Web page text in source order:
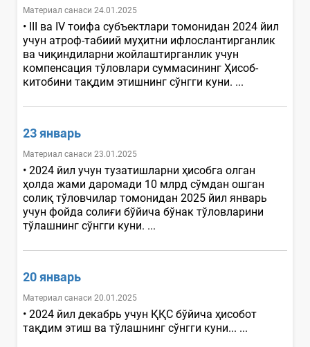
Материал санаси 24.01.2025
• III ва IV тоифа субъектлари томонидан 2024 йил
учун атроф-табиий муҳитни ифлослантирганлик
ва чиқиндиларни жойлаштирганлик учун
компенсация тўловлари суммасининг Ҳисоб-
китобини тақдим этишнинг сўнгги куни. ...
23 январь
Материал санаси 23.01.2025
• 2024 йил учун тузатишларни ҳисобга олган
ҳолда жами даромади 10 млрд сўмдан ошган
солиқ тўловчилар томонидан 2025 йил январь
учун фойда солиғи бўйича бўнак тўловларини
тўлашнинг сўнгги куни. ...
20 январь
Материал санаси 20.01.2025
• 2024 йил декабрь учун ҚҚС бўйича ҳисобот
тақдим этиш ва тўлашнинг сўнгги куни... ...